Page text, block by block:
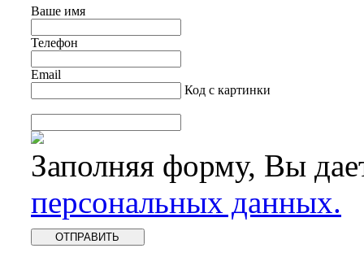
Ваше имя
Телефон
Email
Код с картинки
Заполняя форму, Вы
персональных данных.